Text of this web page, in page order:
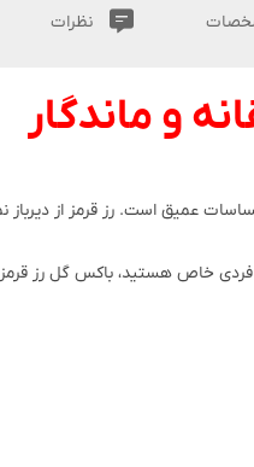
نظرات
باکس گل رز قرمز ۹ شاخه انتخابی ایده‌آل خواهد بود.